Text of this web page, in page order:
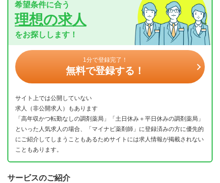
希望条件に合う
理想の求人
をお探しします！
1分で登録完了！
無料で登録する！
サイト上では公開していない
求人（非公開求人）もあります
「高年収かつ転勤なしの調剤薬局」「土日休み＋平日休みの調剤薬局」
といった人気求人の場合、「マイナビ薬剤師」に登録済みの方に優先的
にご紹介してしまうこともあるためサイトには求人情報が掲載されない
こともあります。
サービスのご紹介